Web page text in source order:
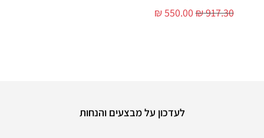
₪917.30
₪550.00
לעדכון על מבצעים והנחות